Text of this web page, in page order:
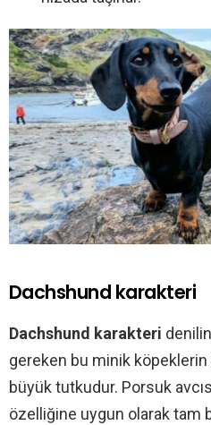
Dachshund karakteri
Dachshund karakteri
gereken bu minik köpeklerin
büyük tutkudur. Porsuk
özelliğine uygun olarak tam